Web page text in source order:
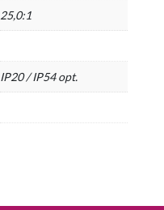
25,0:1
IP20 / IP54 opt.